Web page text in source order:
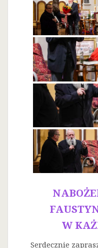
W
Serdecznie